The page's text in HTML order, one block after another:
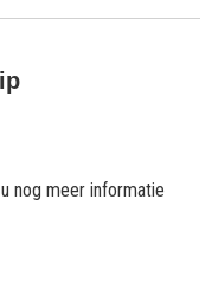
nog meer informatie